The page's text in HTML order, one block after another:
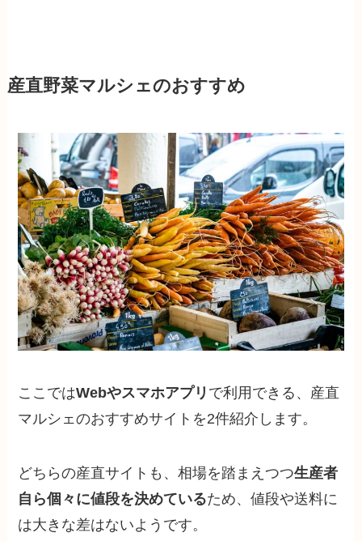
産直野菜マルシェのおすすめ
ここではWebやスマホアプリ で利用できる、産直
マルシェのおすすめサイトを2件紹介します。
どちらの産直サイトも、相場を踏まえつつ生産者
自ら個々に値段を決めているため、値段や送料に
は大きな差はないようです。